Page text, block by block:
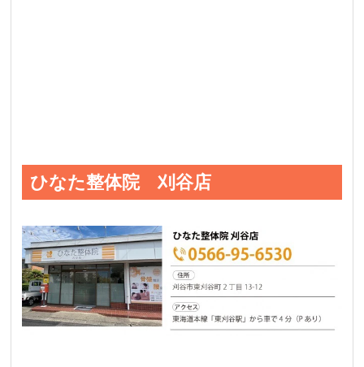
ひなた整体院 刈谷店